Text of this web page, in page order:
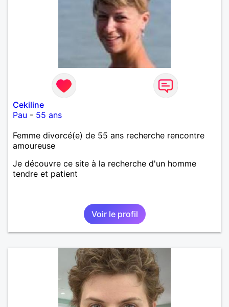
Cekiline
Pau - 55 ans
Femme divorcé(e) de 55 ans recherche rencontre
amoureuse
Je découvre ce site à la recherche d'un homme
tendre et patient
Voir le profil